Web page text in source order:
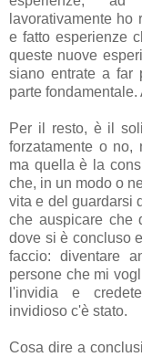
lavorativamente ho
e fatto esperienze
queste nuove
siano entrate a far
parte
Per il resto, è il
forzatamente o no,
ma quella è la
che, in un modo o
vita e del guardarsi
che auspicare che
dove si è concluso
faccio: diventare
persone che mi
l'invidia e
invidioso c'è stato.
Cosa dire a